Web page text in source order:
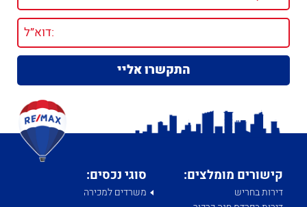
קישורים מומלצים:
דירות בחריש
סוגי נכסים:
משרדים למכירה